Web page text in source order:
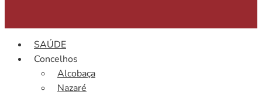
SAÚDE
Concelhos
Alcobaça
Nazaré